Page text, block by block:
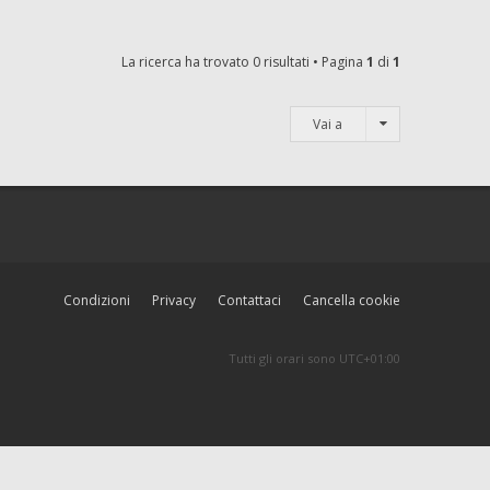
La ricerca ha trovato 0 risultati • Pagina 1 di 1
Vai a
Cancella cookie
Contattaci
Privacy
Condizioni
Tutti gli orari sono UTC+01:00